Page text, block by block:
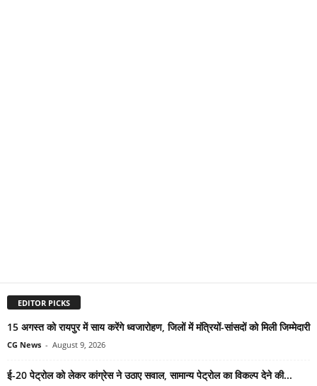
EDITOR PICKS
15 अगस्त को रायपुर में साय करेंगे ध्वजारोहण, जिलों में मंत्रियों-सांसदों को मिली जिम्मेदारी
CG News - August 9, 2026
ई-20 पेट्रोल को लेकर कांग्रेस ने उठाए सवाल, सामान्य पेट्रोल का विकल्प देने की...